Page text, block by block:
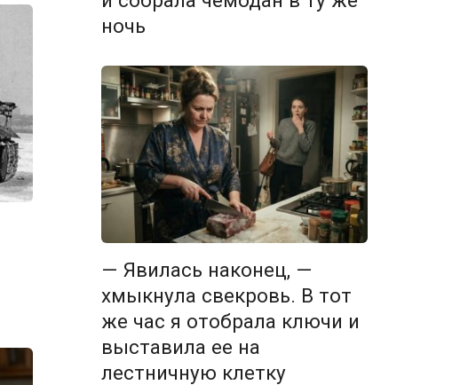
ночь
— Явилась наконец, —
хмыкнула свекровь. В тот
же час я отобрала ключи и
выставила ее на
лестничную клетку